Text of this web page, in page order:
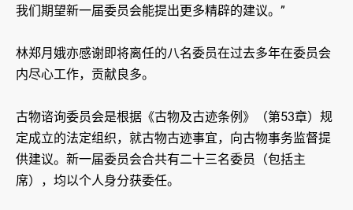
我们期望新一届委员会能提出更多精辟的建议。”
林郑月娥亦感谢即将离任的八名委员在过去多年在委员会
内尽心工作，贡献良多。
古物谘询委员会是根据《古物及古迹条例》（第53章）规
定成立的法定组织，就古物古迹事宜，向古物事务监督提
供建议。新一届委员会合共有二十三名委员（包括主
席），均以个人身分获委任。